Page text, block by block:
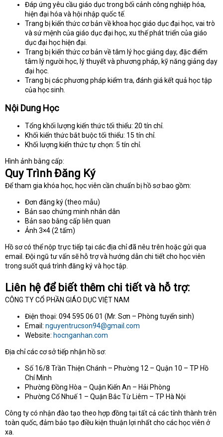
Đáp ứng yêu cầu giáo dục trong bối cảnh công nghiệp hóa,
hiện đại hóa và hội nhập quốc tế.
Trang bị kiến thức cơ bản về khoa học giáo dục đại học, vai trò
và sứ mệnh của giáo dục đại học, xu thế phát triển của giáo
dục đại học hiện đại.
Trang bị kiến thức cơ bản về tâm lý học giảng dạy, đặc điểm
tâm lý người học, lý thuyết và phương pháp, kỹ năng giảng dạy
đại học.
Trang bị các phương pháp kiểm tra, đánh giá kết quả học tập
của học sinh.
Nội Dung Học
Tổng khối lượng kiến thức tối thiểu: 20 tín chỉ.
Khối kiến thức bắt buộc tối thiểu: 15 tín chỉ.
Khối lượng kiến thức tự chọn: 5 tín chỉ.
Hình ảnh bằng cấp:
Quy Trình Đăng Ký
Để tham gia khóa học, học viên cần chuẩn bị hồ sơ bao gồm:
Đơn đăng ký (theo mẫu)
Bản sao chứng minh nhân dân
Bản sao bằng cấp liên quan
Ảnh 3×4 (2 tấm)
Hồ sơ có thể nộp trực tiếp tại các địa chỉ đã nêu trên hoặc gửi qua
email. Đội ngũ tư vấn sẽ hỗ trợ và hướng dẫn chi tiết cho học viên
trong suốt quá trình đăng ký và học tập.
Liên hệ để biết thêm chi tiết và hỗ trợ:
CÔNG TY CỔ PHẦN GIÁO DỤC VIỆT NAM
Điện thoại: 094 595 06 01 (Mr. Sơn – Phòng tuyển sinh)
Email: nguyentrucson94@gmail.com
Website: hocnganhan.com
Địa chỉ các cơ sở tiếp nhận hồ sơ:
Số 16/8 Trần Thiện Chánh – Phường 12 – Quận 10 – TP Hồ
Chí Minh
Phường Đồng Hòa – Quận Kiến An – Hải Phòng
Phường Cổ Nhuế 1 – Quận Bắc Từ Liêm – TP Hà Nội
Công ty có nhận đào tạo theo hợp đồng tại tất cả các tỉnh thành trên
toàn quốc, đảm bảo tạo điều kiện thuận lợi nhất cho các học viên ở
xa.